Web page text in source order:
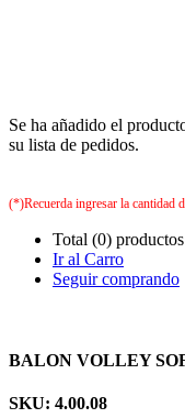
Se ha añadido el
su lista de pedidos.
(*)Recuerda ingresar la cantidad
Total (0) productos
Ir al Carro
Seguir comprando
BALON VOLLEY
SKU: 4.00.08